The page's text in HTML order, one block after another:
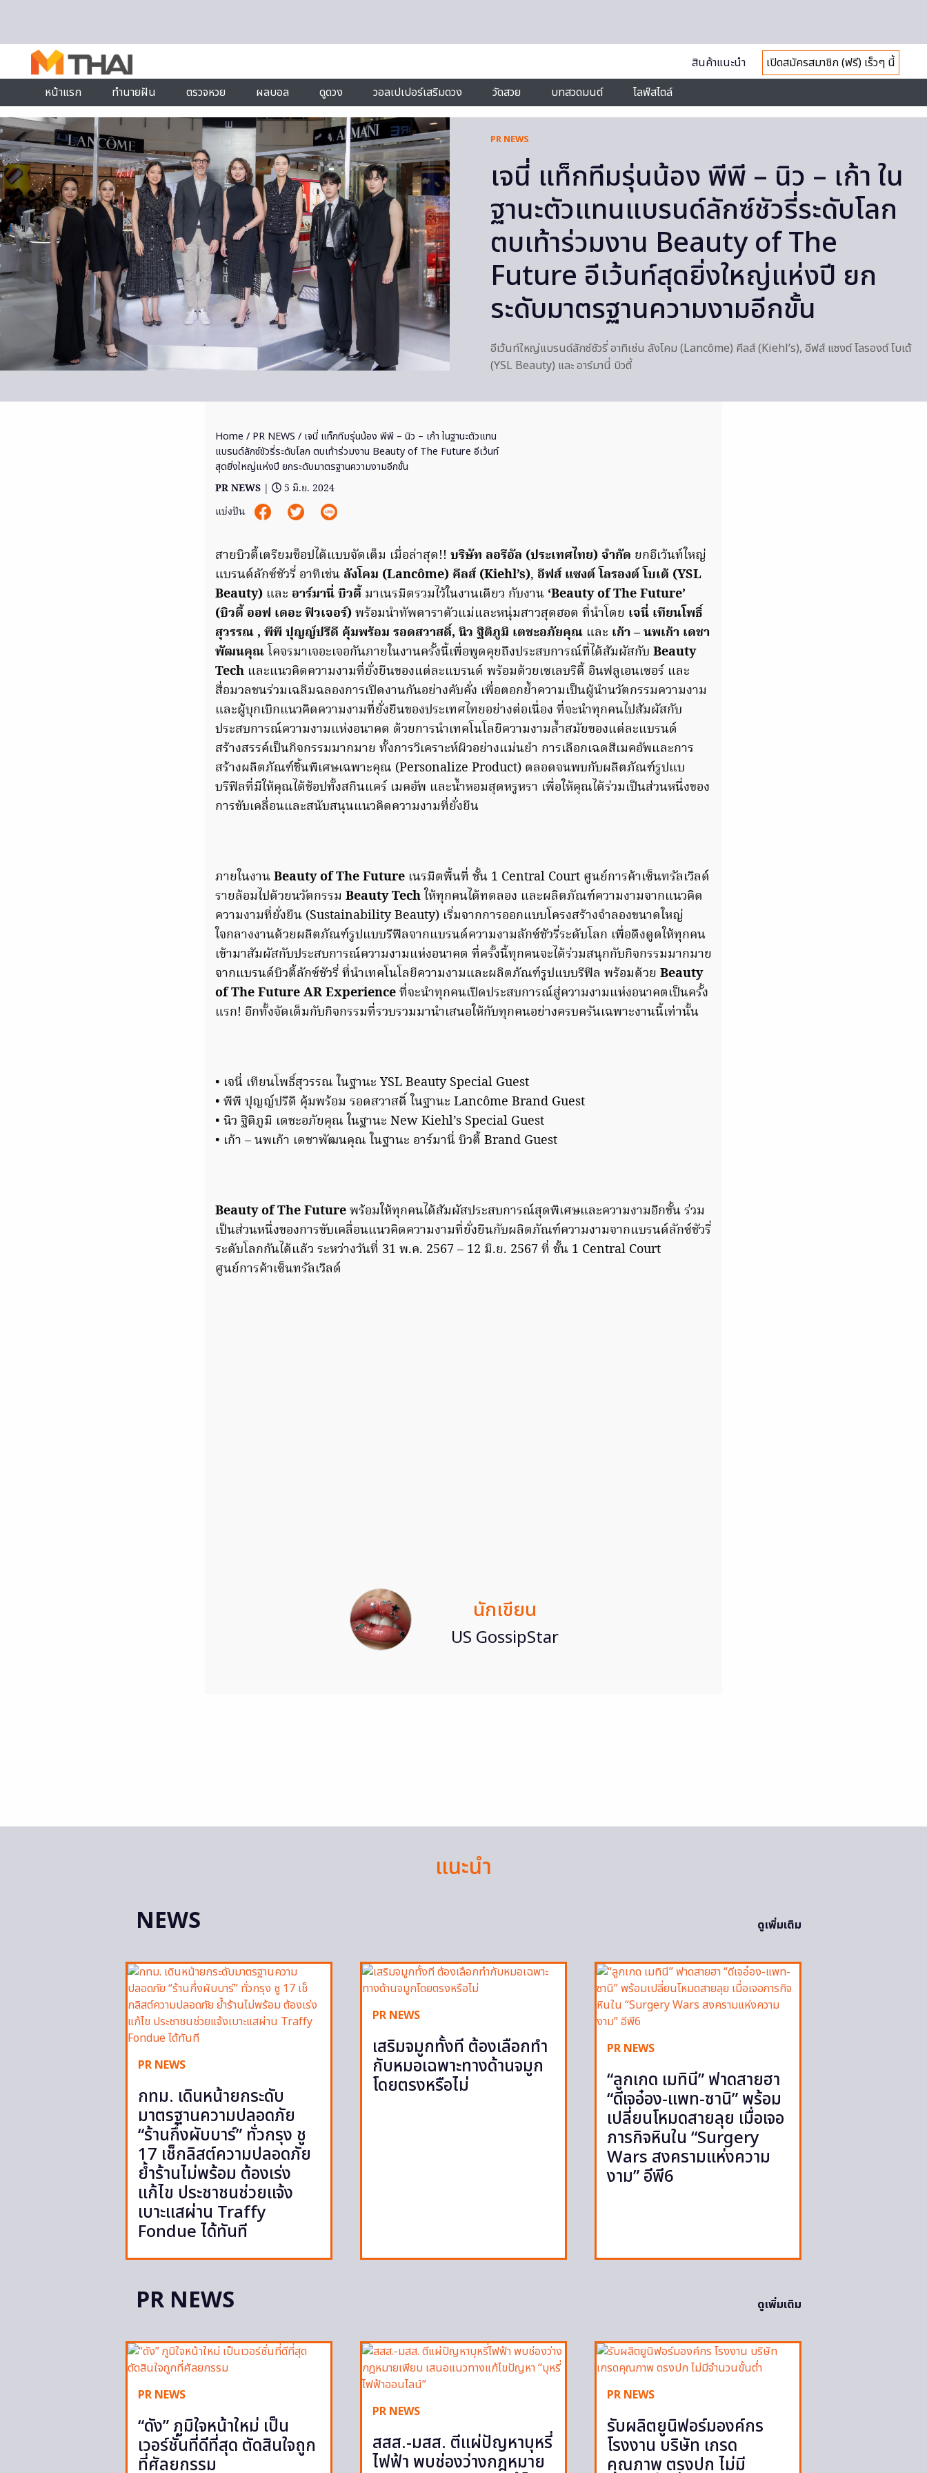
สินค้าแนะนำ
เปิดสมัครสมาชิก (ฟรี) เร็วๆ นี้
หน้าแรก
ทำนายฝัน ตรวจหวย ผลบอล ดูดวง วอลเปเปอร์เสริมดวง วัดสวย บทสวดมนต์ ไลฟ์สไตล์
PR NEWS
เจนี่ แท็กทีมรุ่นน้อง พีพี – นิว – เก้า ใน
ฐานะตัวแทนแบรนด์ลักซ์ชัวรี่ระดับโลก
ตบเท้าร่วมงาน Beauty of The
Future อีเว้นท์สุดยิ่งใหญ่แห่งปี ยก
ระดับมาตรฐานความงามอีกขั้น
อีเว้นท์ใหญ่แบรนด์ลักซ์ชัวรี่ อาทิเช่น ลังโคม (Lancôme) คีลส์ (Kiehl’s), อีฟส์ แซงต์ โลรองต์ โบเต้
(YSL Beauty) และ อาร์มานี่ บิวตี้
Home / PR NEWS / เจนี่ แท็กทีมรุ่นน้อง พีพี – นิว – เก้า ในฐานะตัวแทน
แบรนด์ลักซ์ชัวรี่ระดับโลก ตบเท้าร่วมงาน Beauty of The Future อีเว้นท์
สุดยิ่งใหญ่แห่งปี ยกระดับมาตรฐานความงามอีกขั้น
PR NEWS |
5 มิ.ย. 2024
แบ่งปัน
สายบิวตี้เตรียมช็อปได้แบบจัดเต็ม เมื่อล่าสุด!! บริษัท ลอรีอัล (ประเทศไทย) จำกัด ยกอีเว้นท์ใหญ่
แบรนด์ลักซ์ชัวรี่ อาทิเช่น ลังโคม (Lancôme) คีลส์ (Kiehl’s), อีฟส์ แซงต์ โลรองต์ โบเต้ (YSL
Beauty) และ อาร์มานี่ บิวตี้ มาเนรมิตรวมไว้ในงานเดียว กับงาน ‘Beauty of The Future’
(บิวตี้ ออฟ เดอะ ฟิวเจอร์)พร้อมนำทัพดาราตัวแม่และหนุ่มสาวสุดฮอต ที่นำโดย เจนี่ เทียนโพธิ์
สุวรรณ , พีพี ปุญญ์ปรีดี คุ้มพร้อม รอดสวาสดิ์, นิว ฐิติภูมิ เตชะอภัยคุณ และ เก้า – นพเก้า เดชา
พัฒนคุณ โคจรมาเจอะเจอกันภายในงานครั้งนี้เพื่อพูดคุยถึงประสบการณ์ที่ได้สัมผัสกับ Beauty
Tech และแนวคิดความงามที่ยั่งยืนของแต่ละแบรนด์ พร้อมด้วยเซเลบริตี้ อินฟลูเอนเซอร์ และ
สื่อมวลชนร่วมเฉลิมฉลองการเปิดงานกันอย่างคับคั่ง เพื่อตอกย้ำความเป็นผู้นำนวัตกรรมความงาม
และผู้บุกเบิกแนวคิดความงามที่ยั่งยืนของประเทศไทยอย่างต่อเนื่อง ที่จะนำทุกคนไปสัมผัสกับ
ประสบการณ์ความงามแห่งอนาคต ด้วยการนำเทคโนโลยีความงามล้ำสมัยของแต่ละแบรนด์
สร้างสรรค์เป็นกิจกรรมมากมาย ทั้งการวิเคราะห์ผิวอย่างแม่นยำ การเลือกเฉดสีเมคอัพและการ
สร้างผลิตภัณฑ์ชิ้นพิเศษเฉพาะคุณ (Personalize Product) ตลอดจนพบกับผลิตภัณฑ์รูปแบ
บรีฟิลที่มีให้คุณได้ช้อปทั้งสกินแคร์ เมคอัพ และน้ำหอมสุดหรูหรา เพื่อให้คุณได้ร่วมเป็นส่วนหนึ่งของ
การขับเคลื่อนและสนับสนุนแนวคิดความงามที่ยั่งยืน
ภายในงานBeauty of The Future เนรมิตพื้นที่ ชั้น 1 Central Court ศูนย์การค้าเซ็นทรัลเวิลด์
รายล้อมไปด้วยนวัตกรรม Beauty Techให้ทุกคนได้ทดลอง และผลิตภัณฑ์ความงามจากแนวคิด
ความงามที่ยั่งยืน (Sustainability Beauty) เริ่มจากการออกแบบโครงสร้างจำลองขนาดใหญ่
ใจกลางงานด้วยผลิตภัณฑ์รูปแบบรีฟิลจากแบรนด์ความงามลักซ์ชัวรี่ระดับโลก เพื่อดึงดูดให้ทุกคน
เข้ามาสัมผัสกับประสบการณ์ความงามแห่งอนาคต ที่ครั้งนี้ทุกคนจะได้ร่วมสนุกกับกิจกรรมมากมาย
จากแบรนด์บิวตี้ลักซ์ชัวรี่ ที่นำเทคโนโลยีความงามและผลิตภัณฑ์รูปแบบรีฟิล พร้อมด้วย Beauty
of The Future AR Experienceที่จะนำทุกคนเปิดประสบการณ์สู่ความงามแห่งอนาคตเป็นครั้ง
แรก! อีกทั้งจัดเต็มกับกิจกรรมที่รวบรวมมานำเสนอให้กับทุกคนอย่างครบครันเฉพาะงานนี้เท่านั้น
• เจนี่ เทียนโพธิ์สุวรรณ ในฐานะ YSL Beauty Special Guest
• พีพี ปุญญ์ปรีดี คุ้มพร้อม รอดสวาสดิ์ ในฐานะ Lancôme Brand Guest
• นิว ฐิติภูมิ เตชะอภัยคุณ ในฐานะ New Kiehl’s Special Guest
• เก้า – นพเก้า เดชาพัฒนคุณ ในฐานะ อาร์มานี่ บิวตี้ Brand Guest
Beauty of The Futureพร้อมให้ทุกคนได้สัมผัสประสบการณ์สุดพิเศษและความงามอีกขั้น ร่วม
เป็นส่วนหนึ่งของการขับเคลื่อนแนวคิดความงามที่ยั่งยืนกับผลิตภัณฑ์ความงามจากแบรนด์ลักซ์ชัวรี่
ระดับโลกกันได้แล้ว ระหว่างวันที่ 31 พ.ค. 2567 – 12 มิ.ย. 2567 ที่ ชั้น 1 Central Court
ศูนย์การค้าเซ็นทรัลเวิลด์
นักเขียน
US GossipStar
แนะนำ
NEWS
ดูเพิ่มเติม
PR NEWS
กทม. เดินหน้ายกระดับ
มาตรฐานความปลอดภัย
“ร้านกึ่งผับบาร์” ทั่วกรุง ชู
17 เช็กลิสต์ความปลอดภัย
ย้ำร้านไม่พร้อม ต้องเร่ง
แก้ไข ประชาชนช่วยแจ้ง
เบาะแสผ่าน Traffy
Fondue ได้ทันที
PR NEWS
เสริมจมูกทั้งที ต้องเลือกทำ
กับหมอเฉพาะทางด้านจมูก
โดยตรงหรือไม่
PR NEWS
“ลูกเกด เมทินี” ฟาดสายฮา
“ดีเจอ๋อง-แพท-ซานิ” พร้อม
เปลี่ยนโหมดสายลุย เมื่อเจอ
ภารกิจหินใน “Surgery
Wars สงครามแห่งความ
งาม” อีพี6
PR NEWS ดูเพิ่มเติม
PR NEWS
“ดัง” ภูมิใจหน้าใหม่ เป็น
เวอร์ชั่นที่ดีที่สุด ตัดสินใจถูก
ที่ศัลยกรรม
PR NEWS
สสส.-มสส. ตีแผ่ปัญหาบุหรี่
ไฟฟ้า พบช่องว่างกฎหมาย
PR NEWS
รับผลิตยูนิฟอร์มองค์กร
โรงงาน บริษัท เกรด
คุณภาพ ตรงปก ไม่มี